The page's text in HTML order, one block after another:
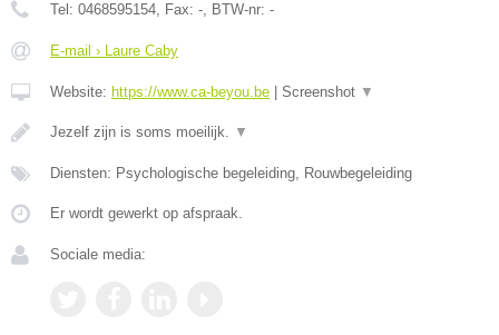
Tel: 0468595154, Fax: -, BTW-nr: -
E-mail › Laure Caby
Website: https://www.ca-beyou.be Screenshot ▼
Jezelf zijn is soms moeilijk. ▼
Diensten: Psychologische begeleiding, Rouwbegeleiding
Er wordt gewerkt op afspraak.
Sociale media: